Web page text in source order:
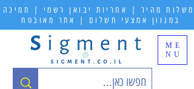
ME
NU
משלוח מהיר | אחריות יבואן רשמי | תמיכה
במגוון אמצעי תשלום | אתר מאובטח